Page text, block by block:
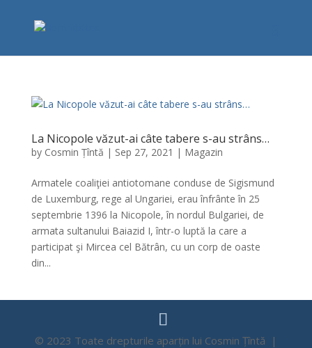
La Nicopole văzut-ai câte tabere s-au strâns…
by Cosmin Țîntă | Sep 27, 2021 | Magazin
Armatele coaliţiei antiotomane conduse de Sigismund
de Luxemburg, rege al Ungariei, erau înfrânte în 25
septembrie 1396 la Nicopole, în nordul Bulgariei, de
armata sultanului Baiazid I, într-o luptă la care a
participat şi Mircea cel Bătrân, cu un corp de oaste
din...
© 2023 Toate drepturile aparțin lui Cosmin Țîntă |